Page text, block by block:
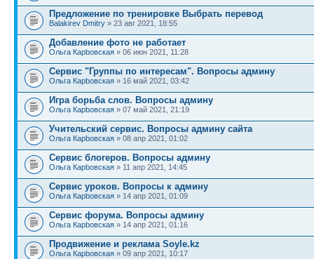
Предложение по тренировке Выбрать перевод
Balakirev Dmitry » 23 авг 2021, 18:55
Добавление фото не работает
Ольга Карbовская » 06 июн 2021, 11:28
Сервис "Группы по интересам". Вопросы админу
Ольга Карbовская » 16 май 2021, 03:42
Игра борьба слов. Вопросы админу
Ольга Карbовская » 07 май 2021, 21:19
Учительский сервис. Вопросы админу сайта
Ольга Карbовская » 08 апр 2021, 01:02
Сервис блогеров. Вопросы админу
Ольга Карbовская » 11 апр 2021, 14:45
Сервис уроков. Вопросы к админу
Ольга Карbовская » 14 апр 2021, 01:09
Сервис форума. Вопросы админу
Ольга Карbовская » 14 апр 2021, 01:16
Продвижение и реклама Soyle.kz
Ольга Карbовская » 09 апр 2021, 10:17